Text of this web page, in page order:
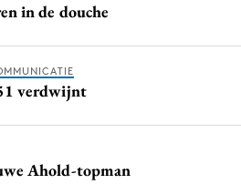
in de douche
verdwijnt
Ahold-topman